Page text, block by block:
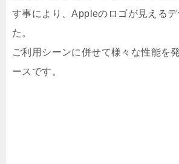
す事により、Appleのロゴが見える
た。
ご利用シーンに併せて様々な性能を
ースです。